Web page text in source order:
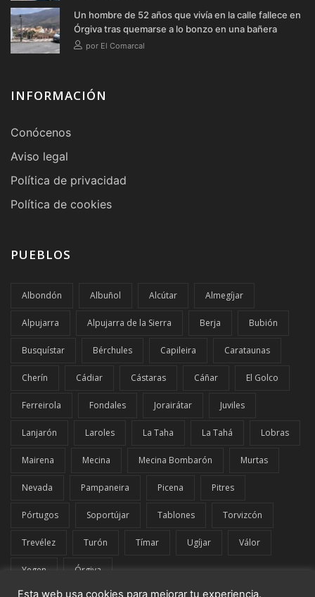
Un hombre de 52 años que vivía en la calle fallece en
Órgiva tras quemarse a lo bonzo en una bañera
por El Comarcal
INFORMACIÓN
Conócenos
Aviso legal
Política de privacidad
Política de cookies
PUEBLOS
Albondón Albuñol Alcútar Almegíjar
Alpujarra Alpujarra de la Sierra Berja Bubión
Busquístar Bérchules Capileira Carataunas
Cherín Cádiar Cástaras Cáñar El Golco
Ferreirola Fondales Jorairátar Juviles
Lanjarón Laroles La Taha La Tahá Lobras
Mairena Mecina Mecina Bombarón Murtas
Nevada Pampaneira Picena Pitres
Pórtugos Soportújar Tablones Torvizcón
Trevélez Turón Tímar Ugíjar Válor
Yegen Órgiva
Esta web usa cookies para mejorar tu experiencia.